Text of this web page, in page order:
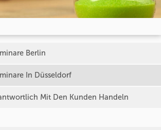
Berlin
In Düsseldorf
Mit Den Kunden Handeln